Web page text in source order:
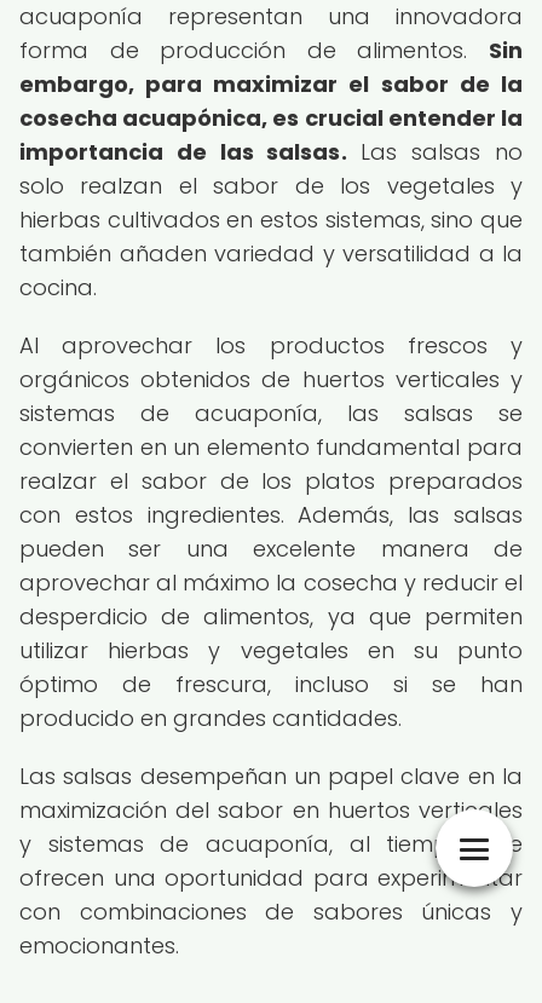
acuaponía representan una innovadora
forma de producción de alimentos. Sin
embargo, para maximizar el sabor de la
cosecha acuapónica, es crucial entender la
importancia de las salsas. Las salsas no
solo realzan el sabor de los vegetales y
hierbas cultivados en estos sistemas, sino que
también añaden variedad y versatilidad a la
cocina.
Al aprovechar los productos frescos y
orgánicos obtenidos de huertos verticales y
sistemas de acuaponía, las salsas se
convierten en un elemento fundamental para
realzar el sabor de los platos preparados
con estos ingredientes. Además, las salsas
pueden ser una excelente manera de
aprovechar al máximo la cosecha y reducir el
desperdicio de alimentos, ya que permiten
utilizar hierbas y vegetales en su punto
óptimo de frescura, incluso si se han
producido en grandes cantidades.
Las salsas desempeñan un papel clave en la
maximización del sabor en huertos verticales
y sistemas de acuaponía, al tiempo que
ofrecen una oportunidad para experimentar
con combinaciones de sabores únicas y
emocionantes.